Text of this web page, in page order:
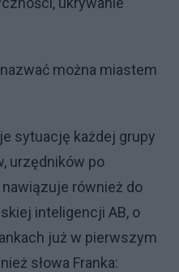
można miastem
sytuację każdej grupy
urzędników po
również do
inteligencji AB, o
już w pierwszym
słowa Franka: